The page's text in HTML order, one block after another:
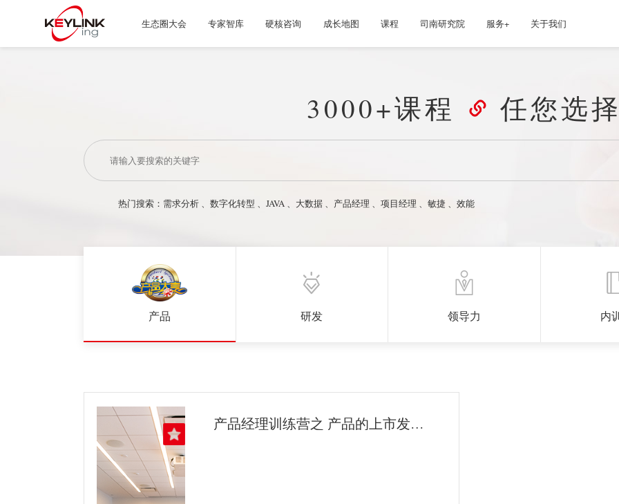
生态圈大会 专家智库 硬核咨询 成长地图 课程 司南研究院 服务+ 关于我们
3000+课程 任您选择
热门搜索： 需求分析 、数字化转型 、JAVA 、 大数据 、 产品经理 、项目经理 、敏捷 、效能
产品 研发 领导力 内
产品经理训练营之 产品的上市发布与推广运营